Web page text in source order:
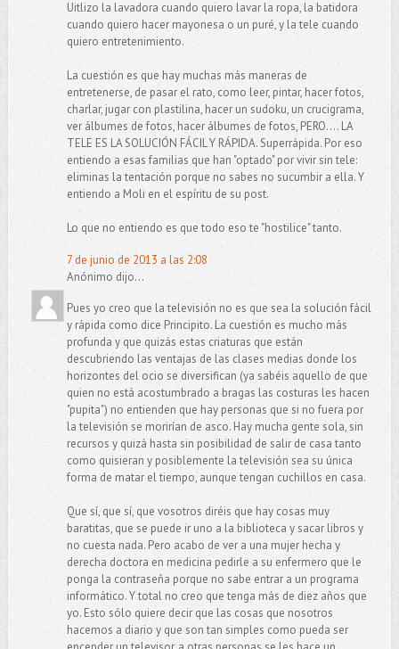
Uitlizo la lavadora cuando quiero lavar la ropa, la batidora
cuando quiero hacer mayonesa o un puré, y la tele cuando
quiero entretenimiento.
La cuestión es que hay muchas más maneras de
entretenerse, de pasar el rato, como leer, pintar, hacer fotos,
charlar, jugar con plastilina, hacer un sudoku, un crucigrama,
ver álbumes de fotos, hacer álbumes de fotos, PERO.... LA
TELE ES LA SOLUCIÓN FÁCIL Y RÁPIDA. Superrápida. Por eso
entiendo a esas familias que han "optado" por vivir sin tele:
eliminas la tentación porque no sabes no sucumbir a ella. Y
entiendo a Moli en el espíritu de su post.
Lo que no entiendo es que todo eso te "hostilice" tanto.
7 de junio de 2013 a las 2:08
Anónimo dijo...
Pues yo creo que la televisión no es que sea la solución fácil
y rápida como dice Principito. La cuestión es mucho más
profunda y que quizás estas criaturas que están
descubriendo las ventajas de las clases medias donde los
horizontes del ocio se diversifican (ya sabéis aquello de que
quien no está acostumbrado a bragas las costuras les hacen
"pupita") no entienden que hay personas que si no fuera por
la televisión se morirían de asco. Hay mucha gente sola, sin
recursos y quizá hasta sin posibilidad de salir de casa tanto
como quisieran y posiblemente la televisión sea su única
forma de matar el tiempo, aunque tengan cuchillos en casa.
Que sí, que sí, que vosotros diréis que hay cosas muy
baratitas, que se puede ir uno a la biblioteca y sacar libros y
no cuesta nada. Pero acabo de ver a una mujer hecha y
derecha doctora en medicina pedirle a su enfermero que le
ponga la contraseña porque no sabe entrar a un programa
informático. Y total no creo que tenga más de diez años que
yo. Esto sólo quiere decir que las cosas que nosotros
hacemos a diario y que son tan simples como pueda ser